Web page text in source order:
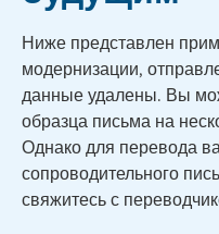
Ниже представлен
модернизации,
данные удалены. Вы
образца письма на
Однако для перевода
сопроводительного
свяжитесь с